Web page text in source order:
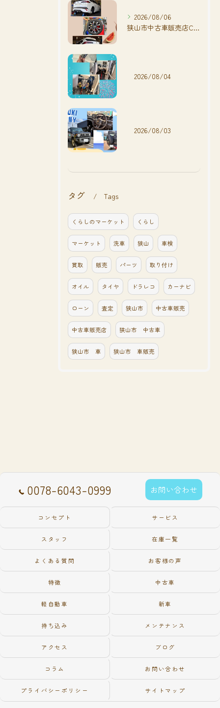
2026/08/06
狭山市中古車販売店CarShop FACT.🚗
2026/08/04
2026/08/03
タグ Tags
くらしのマーケット くらし
マーケット 洗車 狭山 車検
買取 販売 パーツ 取り付け
オイル タイヤ ドラレコ カーナビ
ローン 査定 狭山市 中古車販売
中古車販売店 狭山市 中古車
狭山市 車 狭山市 車販売
0078-6043-0999 お問い合わせ
コンセプト サービス
スタッフ 在庫一覧
よくある質問 お客様の声
特徴 中古車
軽自動車 新車
持ち込み メンテナンス
アクセス ブログ
コラム お問い合わせ
プライバシーポリシー サイトマップ